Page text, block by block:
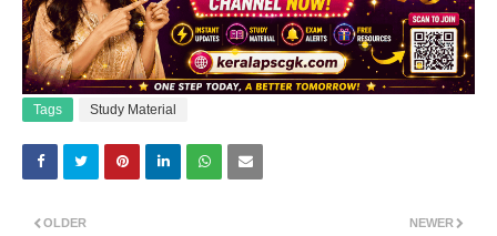
Tags Study Material
NEWER
OLDER